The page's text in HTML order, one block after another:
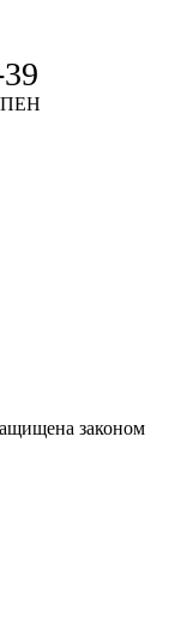
законом